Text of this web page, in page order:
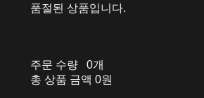
품절된 상품입니다.
주문 수량
0개
총 상품 금액 0원